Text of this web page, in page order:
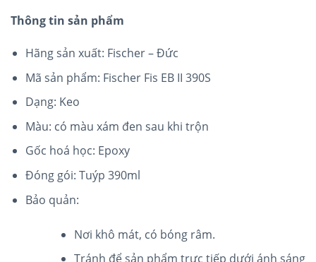
Thông tin sản phẩm
Hãng sản xuất: Fischer – Đức
Mã sản phẩm: Fischer Fis EB II 390S
Dạng: Keo
Màu: có màu xám đen sau khi trộn
Gốc hoá học: Epoxy
Đóng gói: Tuýp 390ml
Bảo quản:
Nơi khô mát, có bóng râm.
Tránh để sản phẩm trực tiếp dưới ánh sáng